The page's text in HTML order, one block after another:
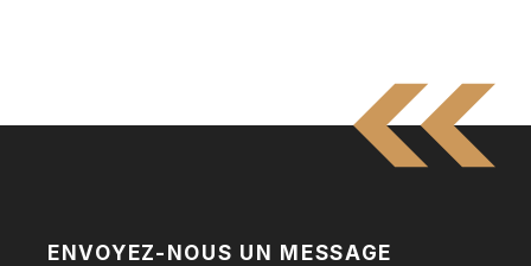
ENVOYEZ-NOUS UN MESSAGE